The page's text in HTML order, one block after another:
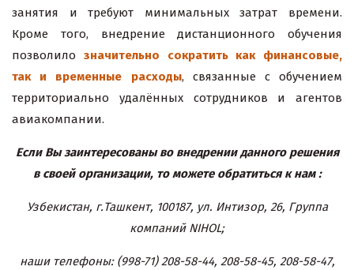
занятия и требуют минимальных затрат времени.
Кроме того, внедрение дистанционного обучения
позволило значительно сократить как финансовые,
так и временные расходы, связанные с обучением
территориально удалённых сотрудников и агентов
авиакомпании.
Если Вы заинтересованы во внедрении данного решения
в своей организации, то можете обратиться к нам :
Узбекистан, г.Ташкент, 100187, ул. Интизор, 26, Группа
компаний NIHOL;
наши телефоны: (998-71) 208-58-44, 208-58-45, 208-58-47,